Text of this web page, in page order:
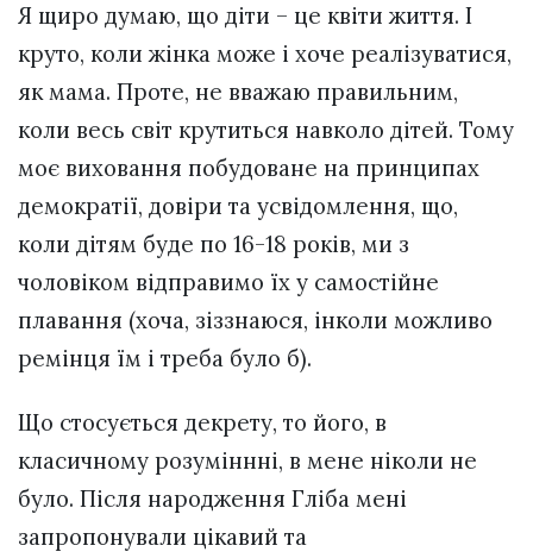
Я щиро думаю, що діти – це квіти життя. І
круто, коли жінка може і хоче реалізуватися,
як мама. Проте, не вважаю правильним,
коли весь світ крутиться навколо дітей. Тому
моє виховання побудоване на принципах
демократії, довіри та усвідомлення, що,
коли дітям буде по 16-18 років, ми з
чоловіком відправимо їх у самостійне
плавання (хоча, зіззнаюся, інколи можливо
ремінця їм і треба було б).
Що стосується декрету, то його, в
класичному розуміннні, в мене ніколи не
було. Після народження Гліба мені
запропонували цікавий та